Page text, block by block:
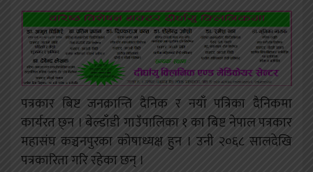
पत्रकार बिष्ट जनक्रान्ति दैनिक र नयाँ पत्रिका दैनिकमा
कार्यरत छ्न । बेल्डाँडी गाउँपालिका १ का बिष्ट नेपाल पत्रकार
महासंघ कञ्चनपुरका कोषाध्यक्ष हुन । उनी २०६८ सालदेखि
पत्रकारिता गरि रहेका छन् ।